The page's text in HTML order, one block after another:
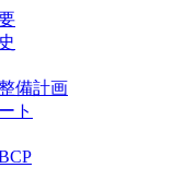
備計画
ト